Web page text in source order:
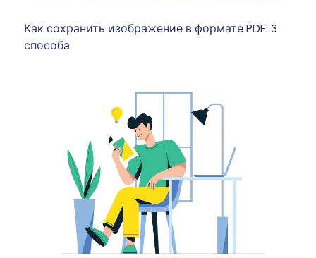
Как сохранить изображение в формате PDF: 3
способа